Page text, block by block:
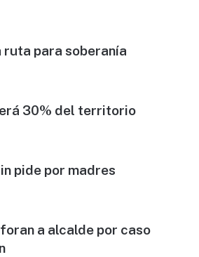
para soberanía
30% del territorio
pide por madres
a alcalde por caso